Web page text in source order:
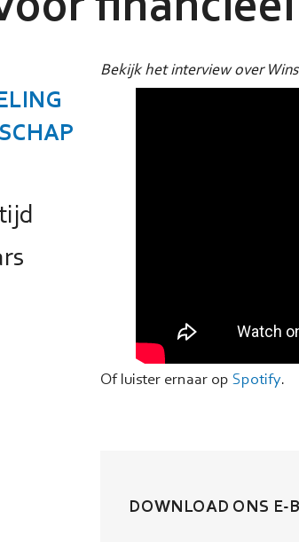
Bekijk het interview over
Of luister ernaar op Spotify.
DOWNLOAD ONS E-